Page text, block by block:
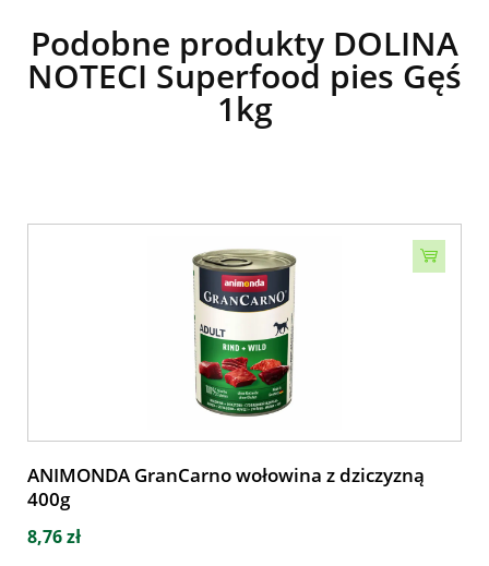
Podobne produkty DOLINA
NOTECI Superfood pies Gęś
1kg
ANIMONDA GranCarno wołowina z dziczyzną
400g
8,76 zł